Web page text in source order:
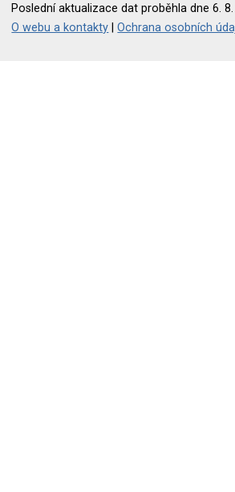
Poslední aktualizace dat proběhla dne 6. 8.
O webu a kontakty |Ochrana osobních